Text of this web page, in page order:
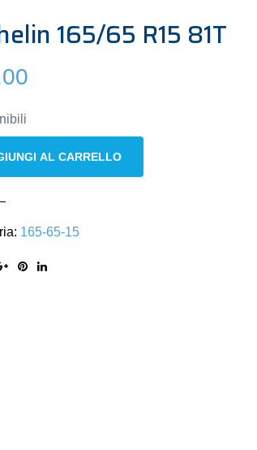
165/65 R15 81T
AL CARRELLO
165-65-15